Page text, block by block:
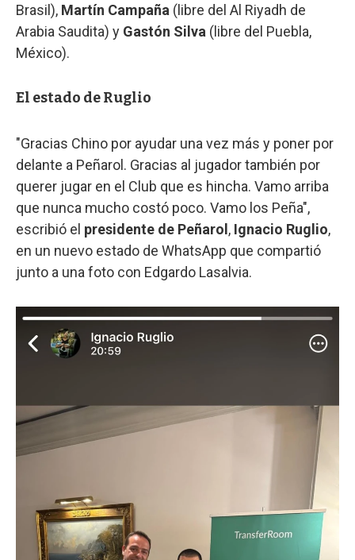
Brasil), Martín Campaña (libre del Al Riyadh de
Arabia Saudita) y Gastón Silva (libre del Puebla,
México).
El estado de Ruglio
"Gracias Chino por ayudar una vez más y poner por
delante a Peñarol. Gracias al jugador también por
querer jugar en el Club que es hincha. Vamo arriba
que nunca mucho costó poco. Vamo los Peña",
escribió el presidente de Peñarol , Ignacio Ruglio,
en un nuevo estado de WhatsApp que compartió
junto a una foto con Edgardo Lasalvia.